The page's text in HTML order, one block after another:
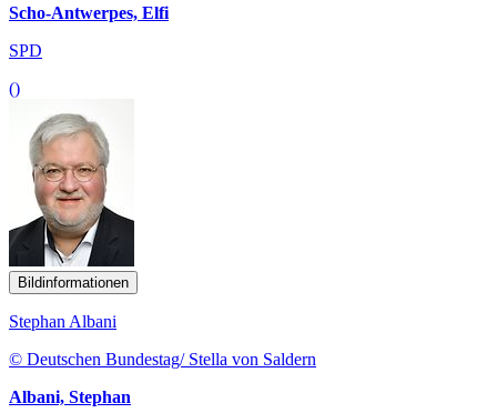
Scho-Antwerpes, Elfi
SPD
()
Bildinformationen
Stephan Albani
© Deutschen Bundestag/ Stella von Saldern
Albani, Stephan